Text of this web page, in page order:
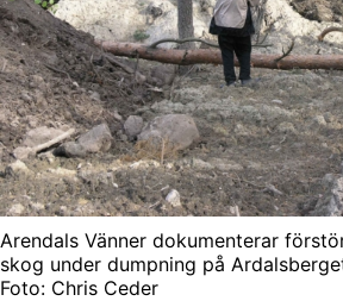
Arendals Vänner dokumenterar
skog under dumpning på
Foto: Chris Ceder